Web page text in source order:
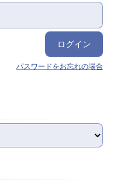
パスワードをお忘れの場合